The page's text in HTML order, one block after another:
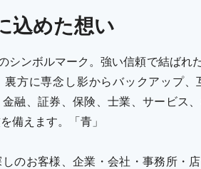
込めた想い
シンボルマーク。強い信頼で結ば
方に専念し影からバックアップ
金融、証券、保険、士業、サービス
備えます。「青」
のお客様、企業・会社・事務所・